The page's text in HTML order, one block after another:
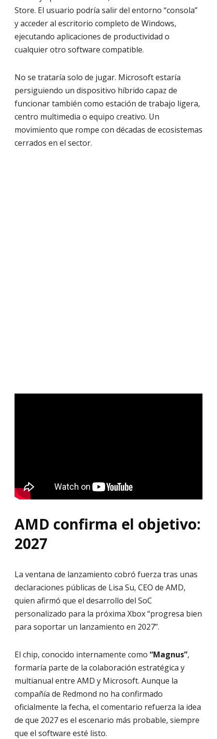
Store. El usuario podría salir del entorno “consola”
y acceder al escritorio completo de Windows,
ejecutando aplicaciones de productividad o
cualquier otro software compatible.
No se trataría solo de jugar. Microsoft estaría
persiguiendo un dispositivo híbrido capaz de
funcionar también como estación de trabajo ligera,
centro multimedia o equipo creativo. Un
movimiento que rompe con décadas de ecosistemas
cerrados en el sector.
AMD confirma el objetivo:
2027
La ventana de lanzamiento cobró fuerza tras unas
declaraciones públicas de Lisa Su, CEO de AMD,
quien afirmó que el desarrollo del SoC
personalizado para la próxima Xbox “progresa bien
para soportar un lanzamiento en 2027”.
El chip, conocido internamente como “Magnus”,
formaría parte de la colaboración estratégica y
multianual entre AMD y Microsoft. Aunque la
compañía de Redmond no ha confirmado
oficialmente la fecha, el comentario refuerza la idea
de que 2027 es el escenario más probable, siempre
que el software esté listo.